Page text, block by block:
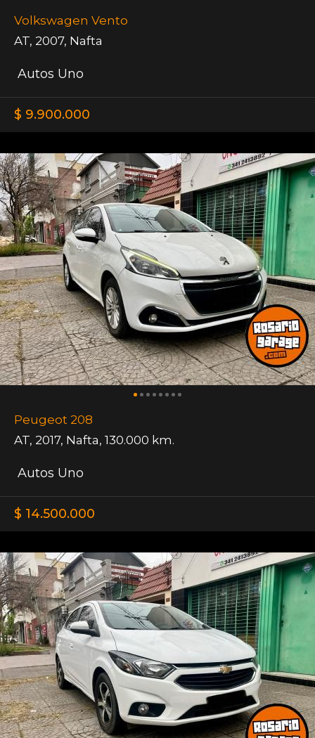
Volkswagen Vento
AT, 2007, Nafta
Autos Uno
$ 9.900.000
Peugeot 208
AT, 2017, Nafta, 130.000 km.
Autos Uno
$ 14.500.000